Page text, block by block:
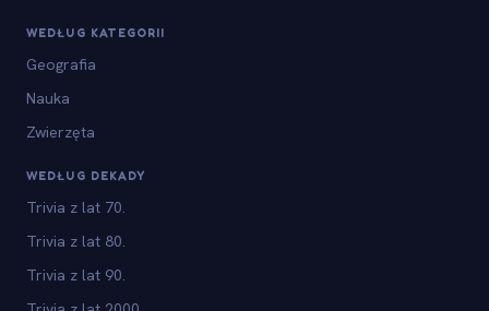
WEDŁUG KATEGORII
Geografia
Nauka
Zwierzęta
WEDŁUG DEKADY
Trivia z lat 70.
Trivia z lat 80.
Trivia z lat 90.